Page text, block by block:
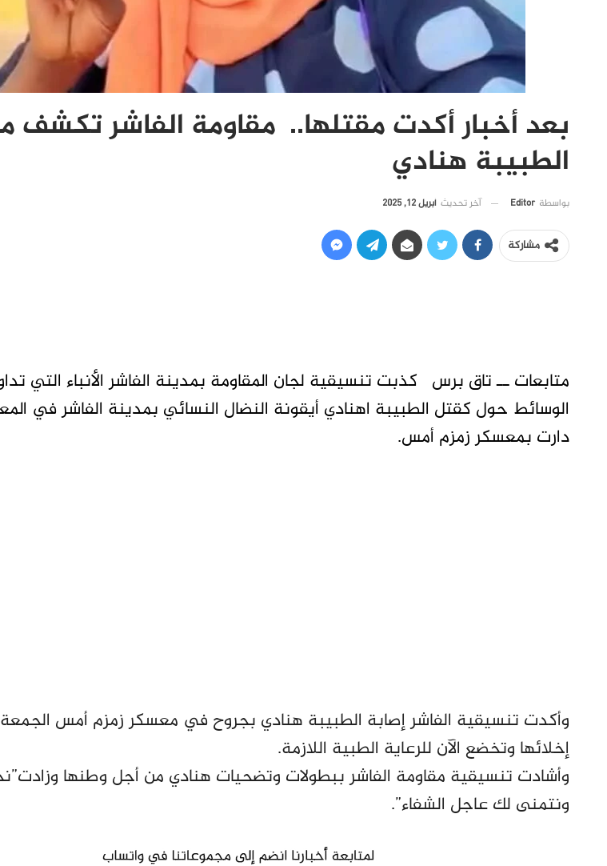
بعد أخبار أكدت مقتلها.. مقاومة الفاشر تكشف
الطبيبة هنادي
بواسطة Editor آخر تحديث أبريل 12, 2025
مشاركة
متابعات ــ تاق برس كذبت تنسيقية لجان المقاومة بمدينة الفاشر الأنباء التي
الوسائط حول كقتل الطبيبة اهنادي أيقونة النضال النسائي بمدينة الفاشر في
دارت بمعسكر زمزم أمس.
وأكدت تنسيقية الفاشر إصابة الطبيبة هنادي بجروح في معسكر زمزم أمس
إخلائها وتخضع الآن للرعاية الطبية اللازمة.
وأشادت تنسيقية مقاومة الفاشر ببطولات وتضحيات هنادي من أجل وطنها
ونتمنى لك عاجل الشفاء”.